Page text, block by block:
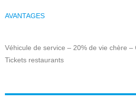
AVANTAGES
Véhicule de service – 20% de vie chère
Tickets restaurants